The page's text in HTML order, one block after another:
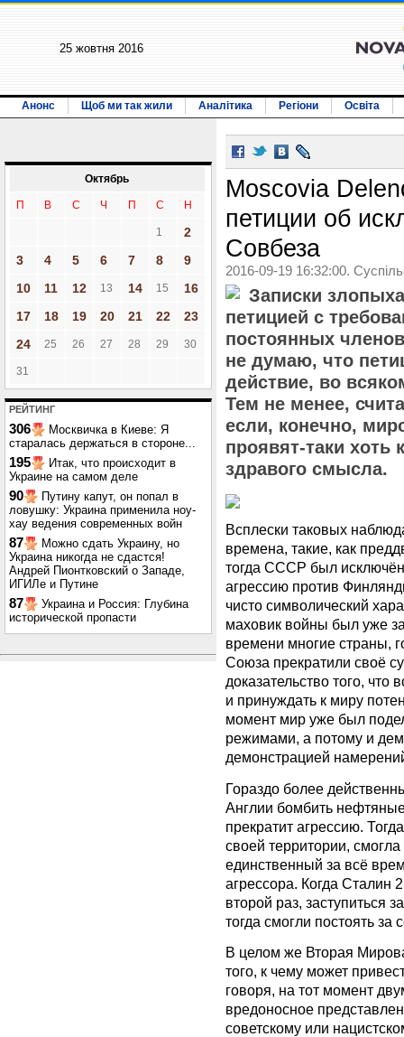
25 жовтня 2016
Анонс Щоб ми так жили Аналітика Регіони Освіта
Октябрь
П В С Ч П С Н
1
2
3
4 5 6 7 8
9
10
11 12 13 14 15
16
17
18 19 20 21 22
23
24
25 26 27 28 29 30
31
РЕЙТИНГ
306
Москвичка в Киеве: Я
старалась держаться в стороне...
195
Итак, что происходит в
Украине на самом деле
90
Путину капут, он попал в
ловушку: Украина применила ноу-
хау ведения современных войн
87
Можно сдать Украину, но
Украина никогда не сдастся!
Андрей Пионтковский о Западе,
ИГИЛе и Путине
87
Украина и Россия: Глубина
исторической пропасти
Moscovia
петиции об
Совбеза
2016-09-19 16:32:00.
Записки
петицией с
постоянных
не думаю, что
действие, во
Тем не менее,
если, конечно,
проявят-таки хоть
здравого смысла.
Всплески таковых
времена, такие, как
тогда СССР был
агрессию против
чисто символический
маховик войны был уже
времени многие страны,
Союза прекратили своё
доказательство того,
и принуждать к миру
момент мир уже был
режимами, а потому и
демонстрацией
Гораздо более
Англии бомбить
прекратит агрессию.
своей территории,
единственный за всё
агрессора. Когда Сталин
второй раз, заступиться
тогда смогли постоять за
В целом же Вторая
того, к чему может
говоря, на тот момент
вредоносное
советскому или